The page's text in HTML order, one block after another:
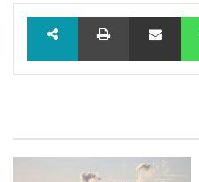
WhatsAppمشاركة عبر البريد طباعة